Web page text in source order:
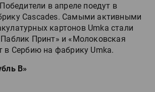
в апреле поедут в
Cascades. Самыми активными
картонов Umka стали
Принт» и «Молоковская
в Сербию на фабрику Umka.
В»